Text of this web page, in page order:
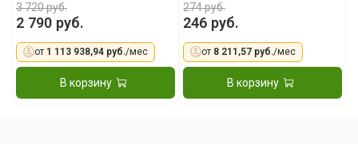
3 720 руб.
2 790 руб.
от 1 113 938,94 руб./мес
В корзину
274 руб.
246 руб.
от 8 211,57 руб./мес
В корзину